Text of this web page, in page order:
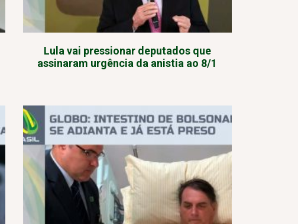
Lula vai pressionar deputados que
assinaram urgência da anistia ao 8/1